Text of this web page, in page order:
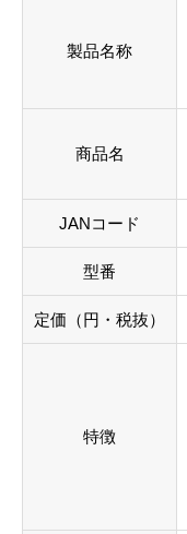
製品名称
商品名
JANコード
型番
定価（円・税抜）
特徴